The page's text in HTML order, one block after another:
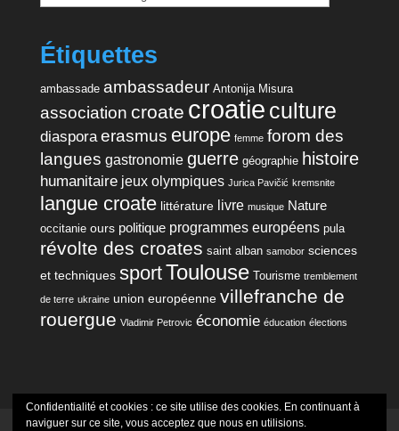
Étiquettes
ambassade ambassadeur Antonija Misura
association croate croatie culture
diaspora erasmus europe femme forom des
langues gastronomie guerre géographie histoire
humanitaire jeux olympiques Jurica Pavičić kremsnite
langue croate littérature livre musique Nature
occitanie ours politique programmes européens pula
révolte des croates saint alban samobor sciences
et techniques sportToulouse Tourisme tremblement
de terre ukraine union européenne villefranche de
rouergue Vladimir Petrovic économie éducation élections
Confidentialité et cookies : ce site utilise des cookies. En continuant à
naviguer sur ce site, vous acceptez que nous en utilisions.